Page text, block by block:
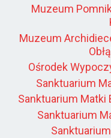
Muzeum
Muzeum
Ośrodek
Sanktuarium
Sanktuarium
Sanktuarium